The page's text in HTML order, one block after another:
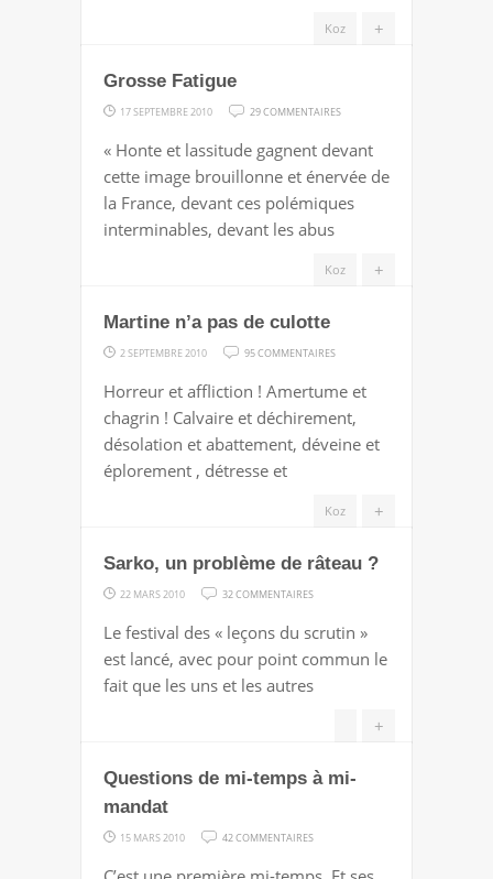
FRONT
FRONTS
+
Koz
Grosse Fatigue
17 SEPTEMBRE 2010 29 COMMENTAIRES
FATIGUE
« Honte et lassitude gagnent devant
cette image brouillonne et énervée de
la France, devant ces polémiques
interminables, devant les abus
+
Koz
Martine n’a pas de culotte
2 SEPTEMBRE 2010 95 COMMENTAIRES
N’A
PAS
DE
Horreur et affliction ! Amertume et
chagrin ! Calvaire et déchirement,
désolation et abattement, déveine et
éplorement , détresse et
+
Koz
Sarko, un problème de râteau ?
22 MARS 2010 32 COMMENTAIRES
UN
PROBLÈME
DE
Le festival des « leçons du scrutin »
est lancé, avec pour point commun le
fait que les uns et les autres
+
Questions de mi-temps à mi-
mandat
15 MARS 2010 42 COMMENTAIRES